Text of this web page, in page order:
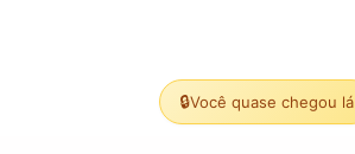
🔒Você quase chegou lá